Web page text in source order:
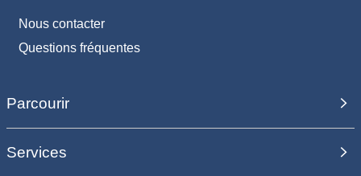
Nous contacter
Questions fréquentes
Parcourir
Services